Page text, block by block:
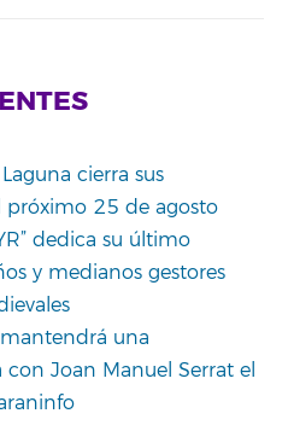
cierra sus
próximo 25 de agosto
dedica su último
y medianos gestores
una
Joan Manuel Serrat el